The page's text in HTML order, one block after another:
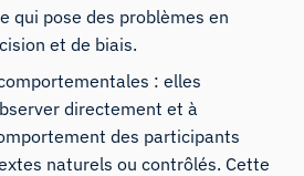
qui pose des problèmes en
et de biais.
: elles
directement et à
des participants
naturels ou contrôlés. Cette